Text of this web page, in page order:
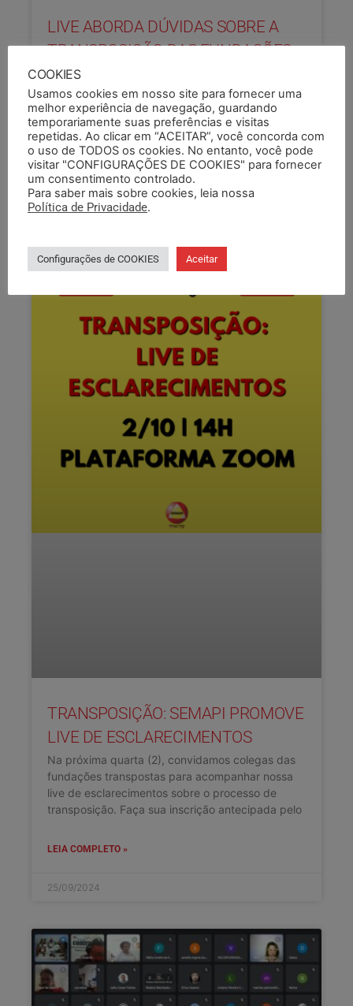
LIVE ABORDA DÚVIDAS SOBRE A
TRANSPOSIÇÃO DAS FUNDAÇÕES
Nesta quarta (2), o SEMAPI promoveu, junto a
suas assessorias jurídicas, uma live para tirar
dúvidas sobre o processo de transposição das
fundações. Além de
LEIA COMPLETO »
03/10/2024
TRANSPOSIÇÃO: SEMAPI PROMOVE
LIVE DE ESCLARECIMENTOS
Na próxima quarta (2), convidamos colegas das
fundações transpostas para acompanhar nossa
live de esclarecimentos sobre o processo de
transposição. Faça sua inscrição antecipada pelo
LEIA COMPLETO »
25/09/2024
COOKIES
Usamos cookies em nosso site para fornecer uma
melhor experiência de navegação, guardando
temporariamente suas preferências e visitas
repetidas. Ao clicar em “ACEITAR”, você concorda com
o uso de TODOS os cookies. No entanto, você pode
visitar "CONFIGURAÇÕES DE COOKIES" para fornecer
um consentimento controlado.
Para saber mais sobre cookies, leia nossa
Política de Privacidade.
Configurações de COOKIES Aceitar